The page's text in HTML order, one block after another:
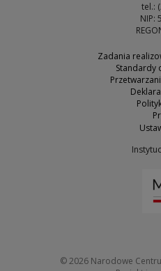
tel.:
NIP:
Zadania
Standardy
© 2026 Narodowe